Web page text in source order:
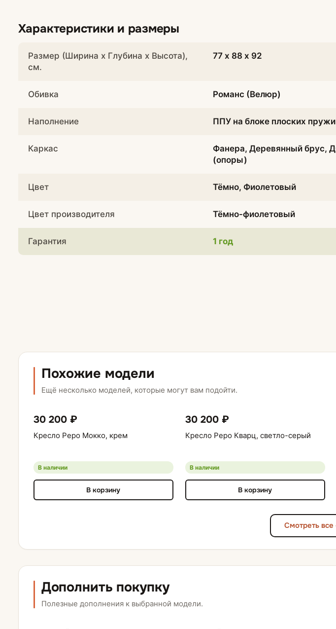
Характеристики и размеры
Размер (Ширина х Глубина х Высота),
см.
77 х 88 х 92
Обивка Романс (Велюр)
Наполнение ППУ на блоке плоских
Каркас
Фанера, Деревянный брус,
(опоры)
Цвет Тёмно, Фиолетовый
Цвет производителя Тёмно-фиолетовый
Гарантия 1 год
Похожие модели
Ещё несколько моделей, которые могут вам подойти.
30 200 ₽
Кресло Реро Мокко, крем
В наличии
В корзину
30 200 ₽
Кресло Реро Кварц, светло-серый
В наличии
В корзину
Смотреть все
Дополнить покупку
Полезные дополнения к выбранной модели.